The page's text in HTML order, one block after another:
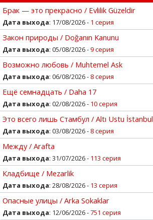
Брак — это прекрасно / Evlilik Güzeldir
Дата выхода: 17/08/2026 - 1 серия
Закон природы / Doğanın Kanunu
Дата выхода: 05/08/2026 -9 серия
Возможно любовь / Muhtemel Ask
Дата выхода: 06/08/2026 - 8 серия
Ещё семнадцать / Daha 17
Дата выхода: 02/08/2026 - 10 серия
Это всего лишь Стамбул / Altı Ustu İstanbul
Дата выхода: 03/08/2026 - 8 серия
Между / Arafta
Дата выхода: 31/07/2026 - 113 серия
Кладбище / Mezarlik
Дата выхода: 28/08/2026 - 13 серия
Опасные улицы / Arka Sokaklar
Дата выхода: 12/06/2026 -751 серия